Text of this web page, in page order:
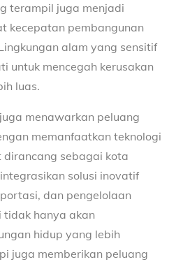
terampil juga menjadi
kecepatan pembangunan
alam yang sensitif
untuk mencegah kerusakan
luas.
menawarkan peluang
memanfaatkan teknologi
dirancang sebagai kota
solusi inovatif
dan pengelolaan
tidak hanya akan
hidup yang lebih
juga memberikan peluang